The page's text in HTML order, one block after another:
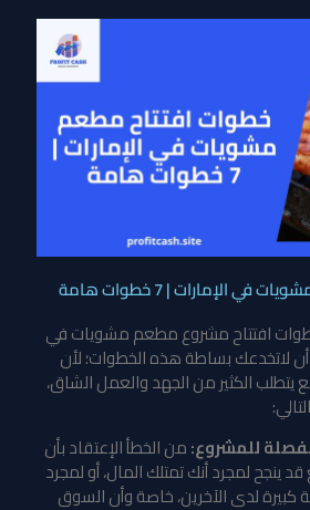
الإمارات | 7 خطوات هامة
افتتاح مشروع مطعم مشويات في
أن لاتخدعك بساطة هذه الخطوات؛ لأن
يتطلب الكثير من الجهد والعمل الشاق،
للمشروع:من الخطأ الإعتقاد بأن
ينجح لمجرد أنك تمتلك المال، أو لمجرد
كبيرة لدى الآخرين، خاصة وأن السوق